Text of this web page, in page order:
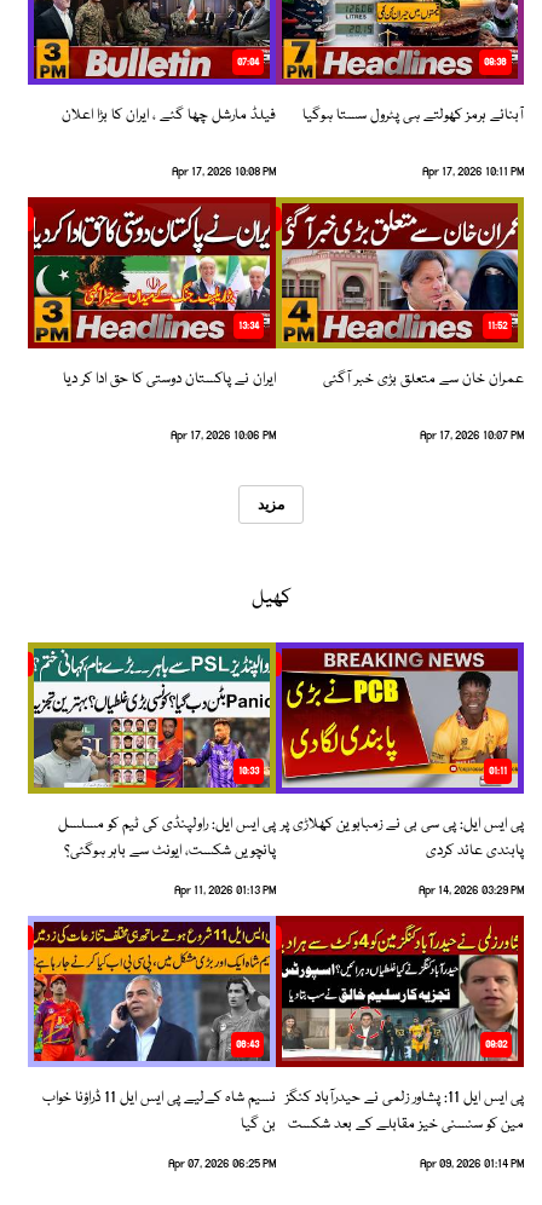
08:36
آبنائے ہرمز کھولتے ہی پٹرول سستا ہوگیا
Apr 17, 2026 10:11 PM
07:04
فیلڈ مارشل چھا گئے ، ایران کا بڑا اعلان
Apr 17, 2026 10:08 PM
11:52
عمران خان سے متعلق بڑی خبر آگئی
Apr 17, 2026 10:07 PM
13:34
ایران نے پاکستان دوستی کا حق ادا کر دیا
Apr 17, 2026 10:06 PM
مزید
کھیل
01:11
پی ایس ایل: پی سی بی نے زمبابوین کھلاڑی پر
پابندی عائد کردی
Apr 14, 2026 03:29 PM
10:33
پی ایس ایل: راولپنڈی کی ٹیم کو مسلسل
پانچویں شکست، ایونٹ سے باہر ہوگئی؟
Apr 11, 2026 01:13 PM
09:02
پی ایس ایل 11: پشاور زلمی نے حیدرآباد کنگز
مین کو سنسنی خیز مقابلے کے بعد شکست
Apr 09, 2026 01:14 PM
06:43
نسیم شاہ کےلیے پی ایس ایل 11 ڈراؤنا خواب
بن گیا
Apr 07, 2026 06:25 PM